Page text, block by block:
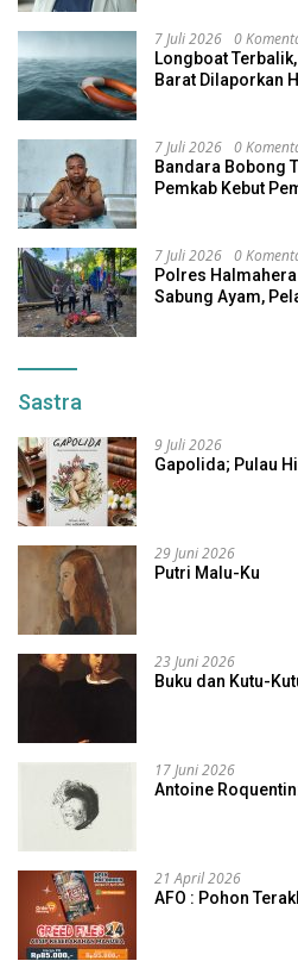
7 Juli 2026 0
Longboat
Barat Dilaporkan
7 Juli 2026 0
Bandara Bobong
Pemkab Kebut
7 Juli 2026 0
Polres
Sabung Ayam,
Sastra
9 Juli 2026
Gapolida; Pulau
29 Juni 2026
Putri Malu-Ku
23 Juni 2026
Buku dan Kutu-
17 Juni 2026
Antoine
21 April 2026
AFO : Pohon